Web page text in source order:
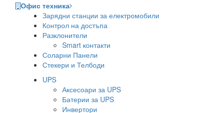
Офис техника
Зарядни станции за електромобили
Контрол на достъпа
Разклонители
Smart контакти
Соларни Панели
Стекери и Телбоди
UPS
Аксесоари за UPS
Батерии за UPS
Инвертори